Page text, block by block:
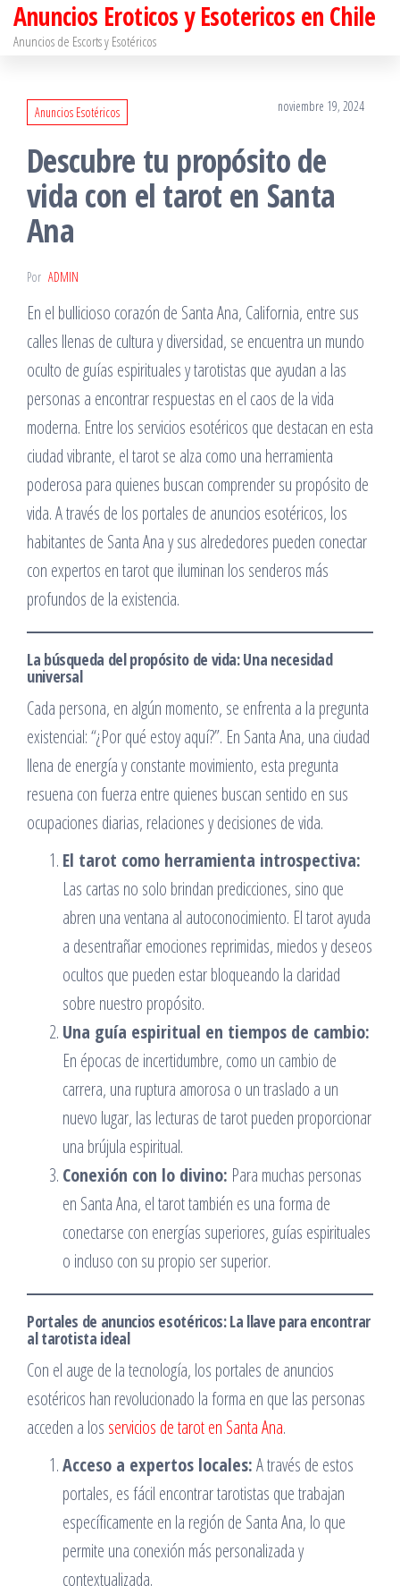
SaltarAnuncios Eroticos y Esotericos en Chile
Anuncios de Escorts y Esotéricos
Anuncios Esotéricos noviembre 19, 2024
Descubre tu propósito de
vida con el tarot en Santa
Ana
Por ADMIN
En el bullicioso corazón de Santa Ana, California, entre sus
calles llenas de cultura y diversidad, se encuentra un mundo
oculto de guías espirituales y tarotistas que ayudan a las
personas a encontrar respuestas en el caos de la vida
moderna. Entre los servicios esotéricos que destacan en esta
ciudad vibrante, el tarot se alza como una herramienta
poderosa para quienes buscan comprender su propósito de
vida. A través de los portales de anuncios esotéricos, los
habitantes de Santa Ana y sus alrededores pueden conectar
con expertos en tarot que iluminan los senderos más
profundos de la existencia.
La búsqueda del propósito de vida: Una necesidad
universal
Cada persona, en algún momento, se enfrenta a la pregunta
existencial: “¿Por qué estoy aquí?”. En Santa Ana, una ciudad
llena de energía y constante movimiento, esta pregunta
resuena con fuerza entre quienes buscan sentido en sus
ocupaciones diarias, relaciones y decisiones de vida.
El tarot como herramienta introspectiva:
Las cartas no solo brindan predicciones, sino que
abren una ventana al autoconocimiento. El tarot ayuda
a desentrañar emociones reprimidas, miedos y deseos
ocultos que pueden estar bloqueando la claridad
sobre nuestro propósito.
Una guía espiritual en tiempos de cambio:
En épocas de incertidumbre, como un cambio de
carrera, una ruptura amorosa o un traslado a un
nuevo lugar, las lecturas de tarot pueden proporcionar
una brújula espiritual.
Conexión con lo divino: Para muchas personas
en Santa Ana, el tarot también es una forma de
conectarse con energías superiores, guías espirituales
o incluso con su propio ser superior.
Portales de anuncios esotéricos: La llave para encontrar
al tarotista ideal
Con el auge de la tecnología, los portales de anuncios
esotéricos han revolucionado la forma en que las personas
acceden a los servicios de tarot en Santa Ana.
Acceso a expertos locales:A través de estos
portales, es fácil encontrar tarotistas que trabajan
específicamente en la región de Santa Ana, lo que
permite una conexión más personalizada y
contextualizada.